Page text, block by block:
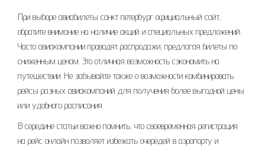
При выборе авиабилеты санкт петербург официальный сайт,
обратите внимание на наличие акций и специальных предложений;
Часто авиакомпании проводят распродажи, предлагая билеты по
сниженным ценам. Это отличная возможность сэкономить на
путешествии. Не забывайте также о возможности комбинировать
рейсы разных авиакомпаний для получения более выгодной цены
или удобного расписания.
В середине статьи важно помнить, что своевременная регистрация
на рейс онлайн позволяет избежать очередей в аэропорту и